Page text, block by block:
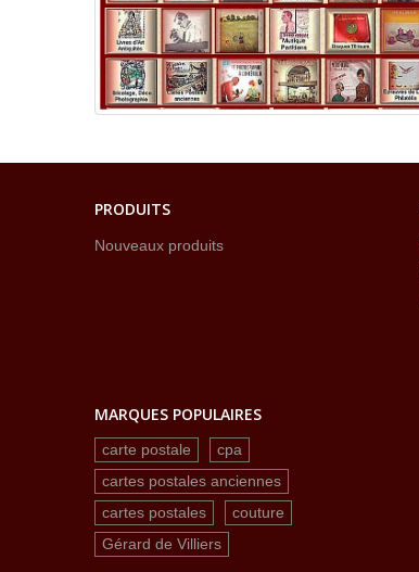
PRODUITS
Nouveaux produits
MARQUES POPULAIRES
carte postale
cpa
cartes postales anciennes
cartes postales
couture
Gérard de Villiers